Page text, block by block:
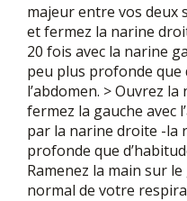
majeur entre vos deux
et fermez la narine
20 fois avec la narine
peu plus profonde que
l’abdomen. > Ouvrez
fermez la gauche avec
par la narine droite -la
profonde que
Ramenez la main sur
normal de votre